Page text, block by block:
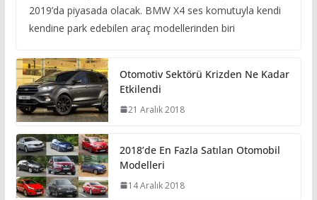
2019’da piyasada olacak. BMW X4 ses komutuyla kendi
kendine park edebilen araç modellerinden biri
Otomotiv Sektörü Krizden Ne Kadar
Etkilendi
21 Aralık 2018
2018’de En Fazla Satılan Otomobil
Modelleri
14 Aralık 2018